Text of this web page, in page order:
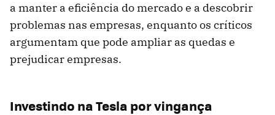
a manter a eficiência do mercado e a descobrir
problemas nas empresas, enquanto os críticos
argumentam que pode ampliar as quedas e
prejudicar empresas.
Investindo na Tesla por vingança